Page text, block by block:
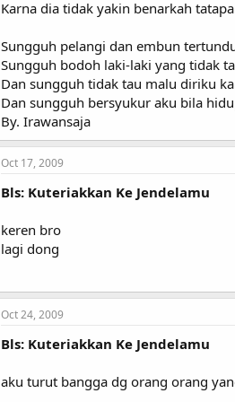
Karna dia tidak yakin benarkah
Sungguh pelangi dan embun
Sungguh bodoh laki-laki yang tidak
Dan sungguh tidak tau malu diriku
Dan sungguh bersyukur aku bila
By. Irawansaja
Oct 17, 2009
Bls: Kuteriakkan Ke Jendelamu
keren bro
lagi dong
Oct 24, 2009
Bls: Kuteriakkan Ke Jendelamu
aku turut bangga dg orang orang